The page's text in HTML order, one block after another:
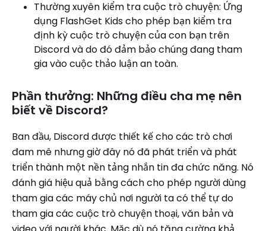
Thường xuyên kiểm tra cuộc trò chuyện: Ứng
dụng FlashGet Kids cho phép bạn kiểm tra
định kỳ cuộc trò chuyện của con bạn trên
Discord và do đó đảm bảo chúng đang tham
gia vào cuộc thảo luận an toàn.
Phần thưởng: Những điều cha mẹ nên
biết về Discord?
Ban đầu, Discord được thiết kế cho các trò chơi
đam mê nhưng giờ đây nó đã phát triển và phát
triển thành một nền tảng nhắn tin đa chức năng. Nó
đánh giá hiệu quả bằng cách cho phép người dùng
tham gia các máy chủ nơi người ta có thể tự do
tham gia các cuộc trò chuyện thoại, văn bản và